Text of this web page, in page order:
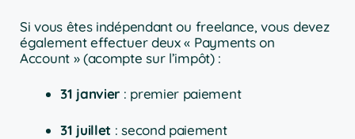
Si vous êtes indépendant ou freelance, vous devez
également effectuer deux « Payments on
Account » (acompte sur l’impôt) :
31 janvier : premier paiement
31 juillet : second paiement